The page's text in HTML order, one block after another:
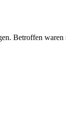
Betroffen